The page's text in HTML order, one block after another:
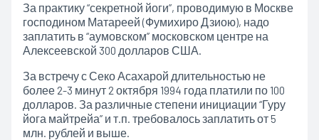
За практику “секретной йоги”, проводимую в Москве
господином Матареей (Фумихиро Дзиою), надо
заплатить в “аумовском” московском центре на
Алексеевской 300 долларов США.
За встречу с Секо Асахарой длительностью не
более 2-3 минут 2 октября 1994 года платили по 100
долларов. За различные степени инициации “Гуру
йога майтрейа” и т.п. требовалось заплатить от 5
млн. рублей и выше.